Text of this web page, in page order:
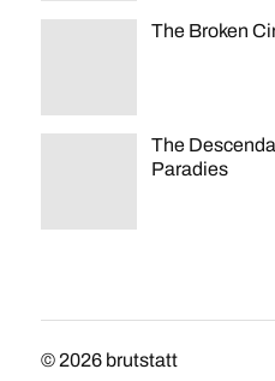
The Broken
The
Paradies
© 2026 brutstatt